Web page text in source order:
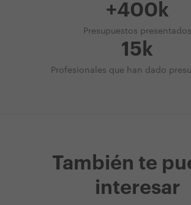
+400k
Presupuestos presentados
15k
Profesionales que han dado
También te
interesar